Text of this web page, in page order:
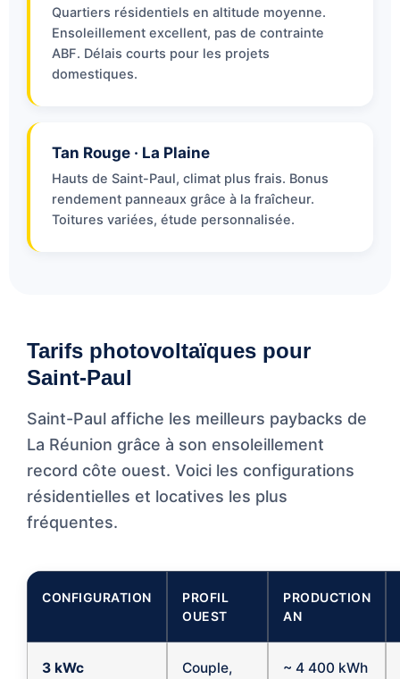
Quartiers résidentiels en altitude moyenne.
Ensoleillement excellent, pas de contrainte
ABF. Délais courts pour les projets
domestiques.
Tan Rouge · La Plaine
Hauts de Saint-Paul, climat plus frais. Bonus
rendement panneaux grâce à la fraîcheur.
Toitures variées, étude personnalisée.
Tarifs photovoltaïques pour
Saint-Paul
Saint-Paul affiche les meilleurs paybacks de
La Réunion grâce à son ensoleillement
record côte ouest. Voici les configurations
résidentielles et locatives les plus
fréquentes.
CONFIGURATION
PROFIL
OUEST
PRODUCTION
AN
3 kWc
Couple,
~ 4 400 kWh